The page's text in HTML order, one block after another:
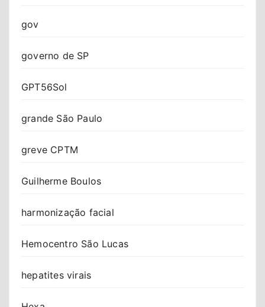
gov
governo de SP
GPT56Sol
grande São Paulo
greve CPTM
Guilherme Boulos
harmonização facial
Hemocentro São Lucas
hepatites virais